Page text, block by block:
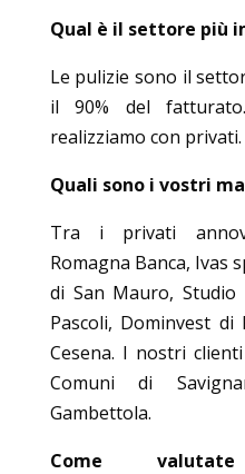
Qual è il settore più
Le pulizie sono il
il 90% del
realizziamo con privati.
Quali sono i vostri
Tra i privati
Romagna Banca, Ivas
di San Mauro, Studio
Pascoli, Dominvest di
Cesena. I nostri
Comuni di
Gambettola.
Come